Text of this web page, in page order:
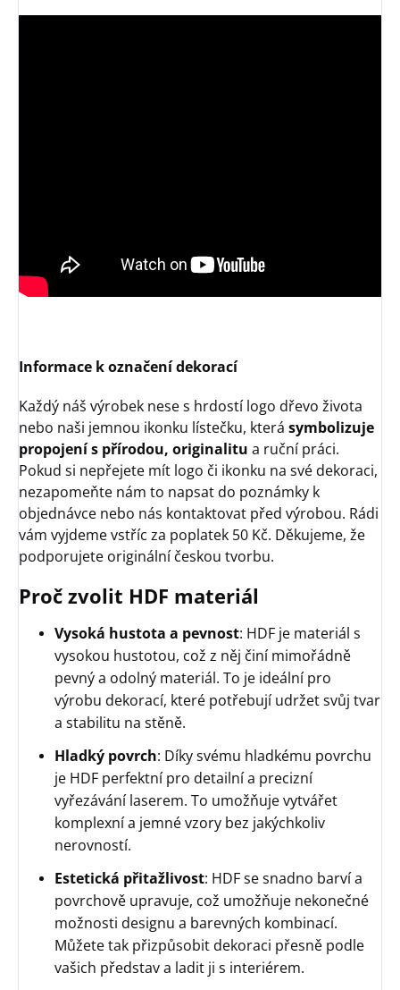
Informace k označení dekorací
Každý náš výrobek nese s hrdostí logo dřevo života
nebo naši jemnou ikonku lístečku, která symbolizuje
propojení s přírodou, originalitu a ruční práci.
Pokud si nepřejete mít logo či ikonku na své dekoraci,
nezapomeňte nám to napsat do poznámky k
objednávce nebo nás kontaktovat před výrobou. Rádi
vám vyjdeme vstříc za poplatek 50 Kč. Děkujeme, že
podporujete originální českou tvorbu.
Proč zvolit HDF materiál
Vysoká hustota a pevnost: HDF je materiál s
vysokou hustotou, což z něj činí mimořádně
pevný a odolný materiál. To je ideální pro
výrobu dekorací, které potřebují udržet svůj tvar
a stabilitu na stěně.
Hladký povrch: Díky svému hladkému povrchu
je HDF perfektní pro detailní a precizní
vyřezávání laserem. To umožňuje vytvářet
komplexní a jemné vzory bez jakýchkoliv
nerovností.
Estetická přitažlivost: HDF se snadno barví a
povrchově upravuje, což umožňuje nekonečné
možnosti designu a barevných kombinací.
Můžete tak přizpůsobit dekoraci přesně podle
vašich představ a ladit ji s interiérem.